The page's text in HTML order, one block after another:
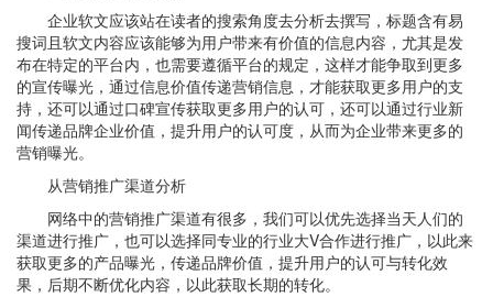
企业软文应该站在读者的搜索角度去分析去撰写，标题含有易
搜词且软文内容应该能够为用户带来有价值的信息内容，尤其是发
布在特定的平台内，也需要遵循平台的规定，这样才能争取到更多
的宣传曝光，通过信息价值传递营销信息，才能获取更多用户的支
持，还可以通过口碑宣传获取更多用户的认可，还可以通过行业新
闻传递品牌企业价值，提升用户的认可度，从而为企业带来更多的
营销曝光。
从营销推广渠道分析
网络中的营销推广渠道有很多，我们可以优先选择当天人们的
渠道进行推广，也可以选择同专业的行业大V合作进行推广，以此来
获取更多的产品曝光，传递品牌价值，提升用户的认可与转化效
果，后期不断优化内容，以此获取长期的转化。